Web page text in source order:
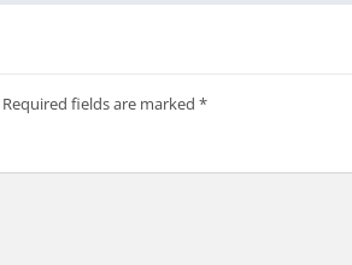
Required fields are marked *